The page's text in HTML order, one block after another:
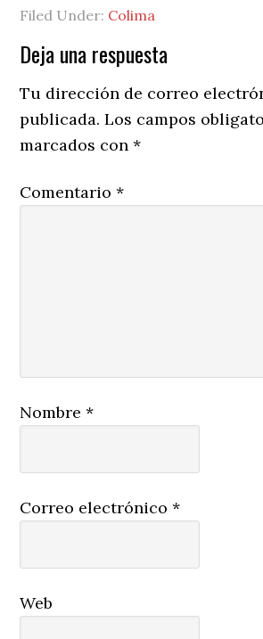
Filed Under: Colima
Reader
Interactions
Deja una respuesta
Tu dirección de correo
publicada. Los campos
marcados con*
Comentario*
Nombre*
Correo electrónico*
Web